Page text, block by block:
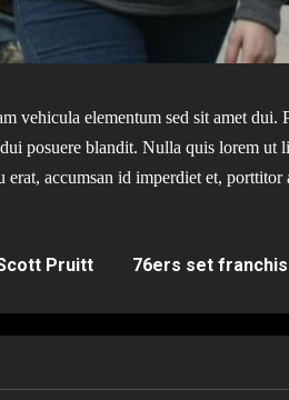
elementum sed sit amet dui.
posuere blandit. Nulla quis lorem ut
accumsan id imperdiet et,
Pruitt
76ers set